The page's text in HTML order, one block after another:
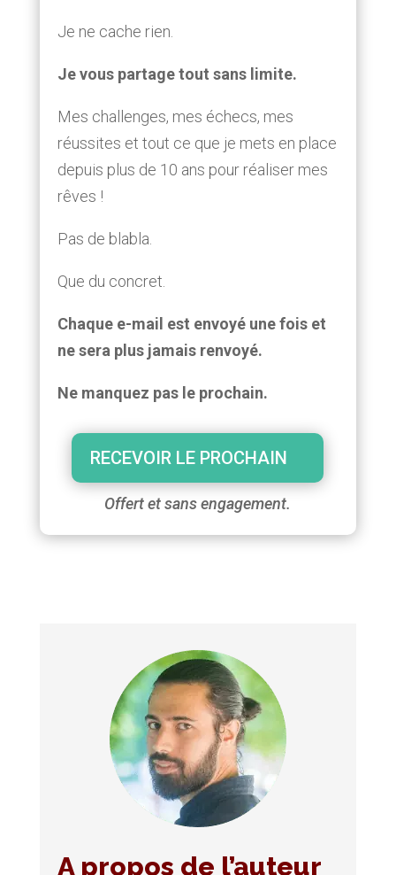
Je ne cache rien.
Je vous partage tout sans limite.
Mes challenges, mes échecs, mes
réussites et tout ce que je mets en place
depuis plus de 10 ans pour réaliser mes
rêves !
Pas de blabla.
Que du concret.
Chaque e-mail est envoyé une fois et
ne sera plus jamais renvoyé.
Ne manquez pas le prochain.
RECEVOIR LE PROCHAIN
Offert et sans engagement.
A propos de l’auteur